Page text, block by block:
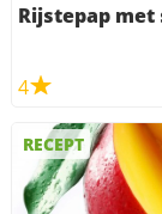
Rijstepap met
4
RECEPT